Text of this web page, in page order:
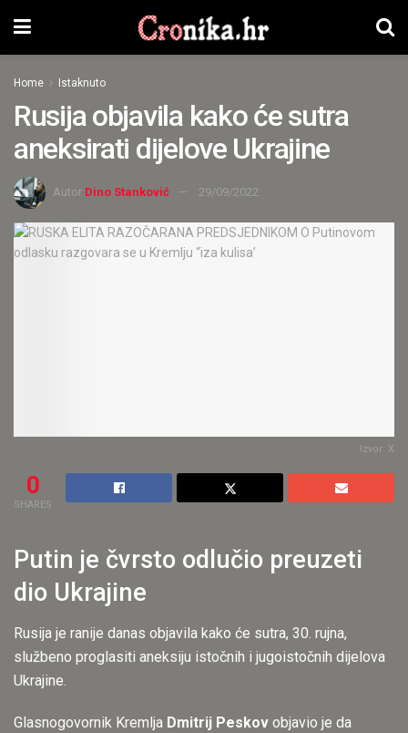
Home Istaknuto
Rusija objavila kako će sutra
aneksirati dijelove Ukrajine
Autor Dino Stanković 29/09/2022
Izvor: X
0
SHARES
Putin je čvrsto odlučio preuzeti
dio Ukrajine
Rusija je ranije danas objavila kako će sutra, 30. rujna,
službeno proglasiti aneksiju istočnih i jugoistočnih dijelova
Ukrajine.
Glasnogovornik Kremlja Dmitrij Peskov objavio je da